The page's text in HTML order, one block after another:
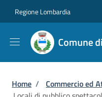
Regione Lombardia
Comune
Briciole di
Home / Commercio ed